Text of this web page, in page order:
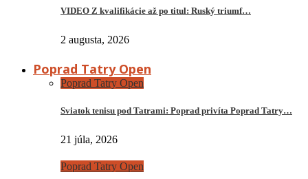
VIDEO Z kvalifikácie až po titul: Ruský triumf…
2 augusta, 2026
Poprad Tatry Open
Poprad Tatry Open
Sviatok tenisu pod Tatrami: Poprad privíta Poprad Tatry…
21 júla, 2026
Poprad Tatry Open